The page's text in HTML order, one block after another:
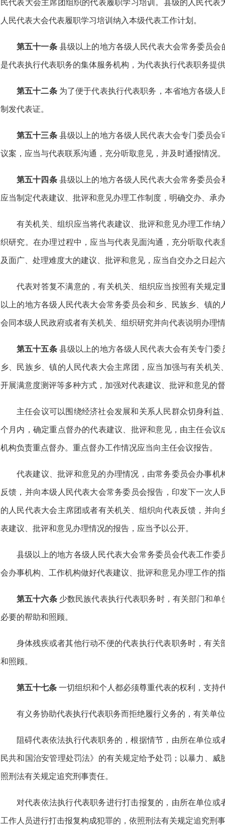
民代表大会主席团组织的代表履职学习培训。县级的人民代
人民代表大会代表履职学习培训纳入本级代表工作计划。
第五十一条县级以上的地方各级人民代表大会常务委员
是代表执行代表职务的集体服务机构，为代表执行代表职务提
第五十二条为了便于代表执行代表职务，本省地方各级
制发代表证。
第五十三条县级以上的地方各级人民代表大会专门委员
议案，应当与代表联系沟通，充分听取意见，并及时通报情况。
第五十四条县级以上的地方各级人民代表大会常务委员
应当制定代表建议、批评和意见办理工作制度，明确交办、承
有关机关、组织应当将代表建议、批评和意见办理工作
织研究。在办理过程中，应当与代表见面沟通，充分听取代
及面广、处理难度大的建议、批评和意见，应当自交办之日起
代表对答复不满意的，有关机关、组织应当按照有关规
以上的地方各级人民代表大会常务委员会和乡、民族乡、镇
会同本级人民政府或者有关机关、组织研究并向代表说明办理
第五十五条县级以上的地方各级人民代表大会有关专门
乡、民族乡、镇的人民代表大会主席团，应当加强与有关机
开展满意度测评等多种方式，加强对代表建议、批评和意见的
主任会议可以围绕经济社会发展和关系人民群众切身利
个月内，确定重点督办的代表建议、批评和意见，由主任会
机构负责重点督办。重点督办工作情况应当向主任会议报告。
代表建议、批评和意见的办理情况，由常务委员会办事
反馈，并向本级人民代表大会常务委员会报告，印发下一次
的人民代表大会主席团或者有关机关、组织向代表反馈，并
表建议、批评和意见办理情况的报告，应当予以公开。
县级以上的地方各级人民代表大会常务委员会代表工作
会办事机构、工作机构做好代表建议、批评和意见办理工作的
第五十六条少数民族代表执行代表职务时，有关部门和
必要的帮助和照顾。
身体残疾或者其他行动不便的代表执行代表职务时，有
和照顾。
第五十七条 一切组织和个人都必须尊重代表的权利，支持
有义务协助代表执行代表职务而拒绝履行义务的，有关单
阻碍代表依法执行代表职务的，根据情节，由所在单位
民共和国治安管理处罚法》的有关规定给予处罚；以暴力、
照刑法有关规定追究刑事责任。
对代表依法执行代表职务进行打击报复的，由所在单位
工作人员进行打击报复构成犯罪的，依照刑法有关规定追究刑